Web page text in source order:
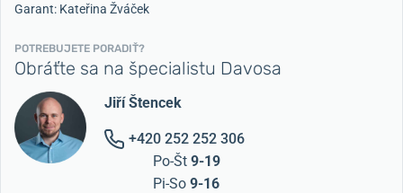
Garant: Kateřina Žváček
POTREBUJETE PORADIŤ?
Obráťte sa na špecialistu Davosa
Jiří Štencek
+420 252 252 306
Po-Št 9-19
Pi-So 9-16